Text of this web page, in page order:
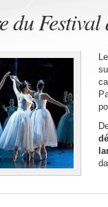
du Festival